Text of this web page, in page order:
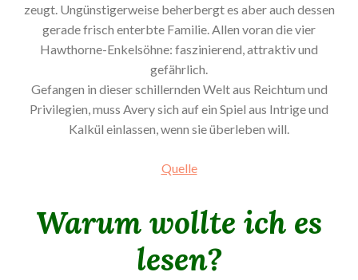
zeugt. Ungünstigerweise beherbergt es aber auch dessen
gerade frisch enterbte Familie. Allen voran die vier
Hawthorne-Enkelsöhne: faszinierend, attraktiv und
gefährlich.
Gefangen in dieser schillernden Welt aus Reichtum und
Privilegien, muss Avery sich auf ein Spiel aus Intrige und
Kalkül einlassen, wenn sie überleben will.
Quelle
Warum wollte ich es
lesen?